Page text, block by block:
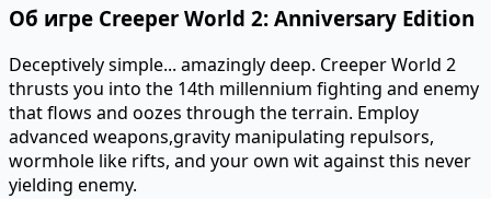
Об игре Creeper World 2: Anniversary Edition
Deceptively simple... amazingly deep. Creeper World 2
thrusts you into the 14th millennium fighting and enemy
that flows and oozes through the terrain. Employ
advanced weapons,gravity manipulating repulsors,
wormhole like rifts, and your own wit against this never
yielding enemy.